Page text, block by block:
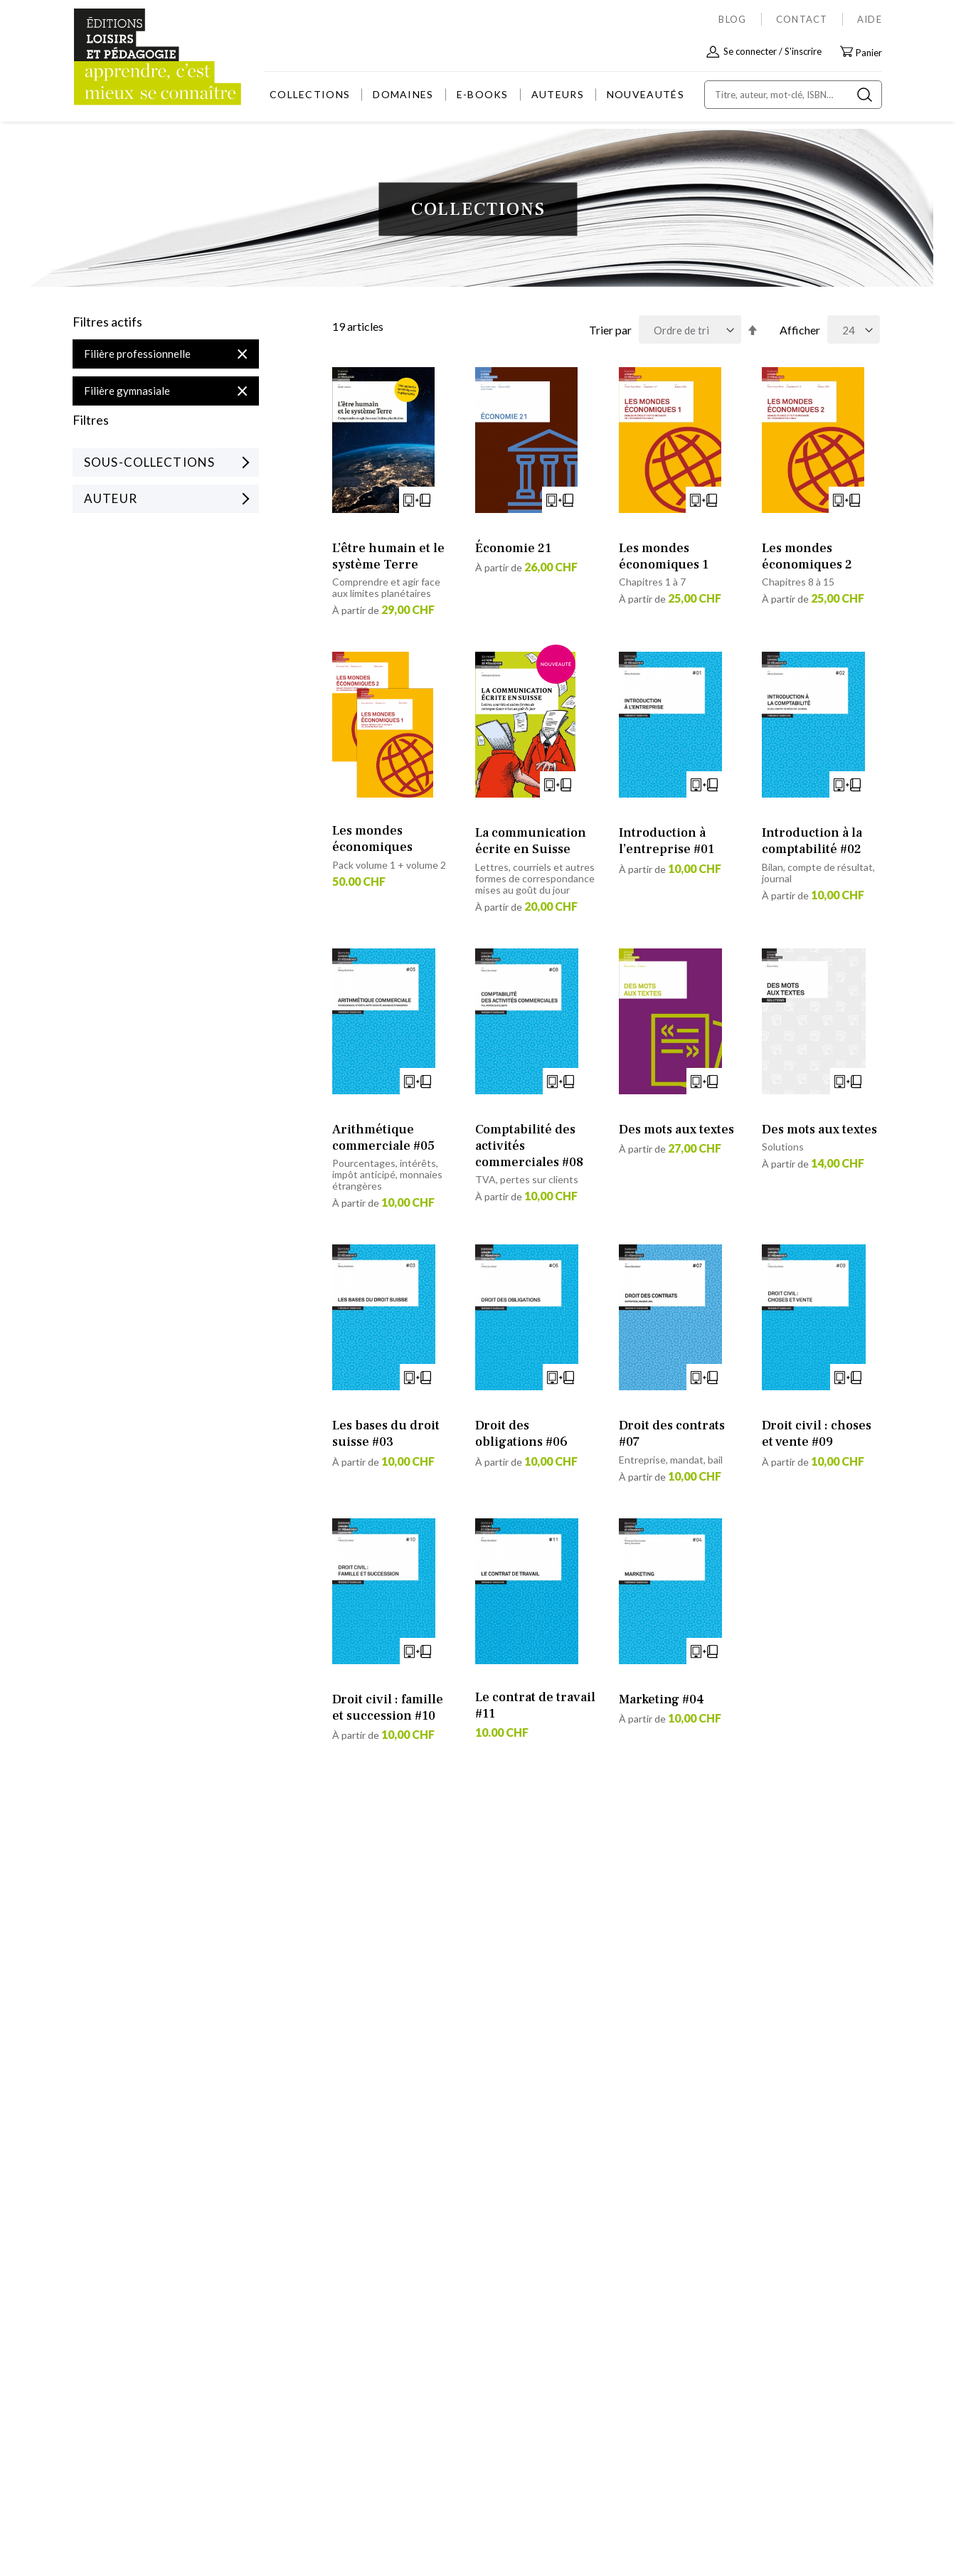
BLOG CONTACT AIDE
Allez
contenu
Se connecter S'inscrire Panier
COLLECTIONS DOMAINES E-BOOKS AUTEURS NOUVEAUTÉS
COLLECTIONS
19articles Afficher
Trier par
L’être humain et le
système Terre
Comprendre et agir face
aux limites planétaires
À partir de 29,00 CHF
Économie 21
À partir de 26,00 CHF
Les mondes
économiques 1
Chapitres 1 à 7
À partir de 25,00 CHF
Les mondes
économiques 2
Chapitres 8 à 15
À partir de 25,00 CHF
Les mondes
économiques
Pack volume 1 + volume 2
50.00 CHF
La communication
écrite en Suisse
Lettres, courriels et autres
formes de correspondance
mises au goût du jour
À partir de 20,00 CHF
Introduction à
l’entreprise #01
À partir de 10,00 CHF
Introduction à la
comptabilité #02
Bilan, compte de résultat,
journal
À partir de 10,00 CHF
Arithmétique
commerciale #05
Pourcentages, intérêts,
impôt anticipé, monnaies
étrangères
À partir de 10,00 CHF
Comptabilité des
activités
commerciales #08
TVA, pertes sur clients
À partir de 10,00 CHF
Des mots aux textes
À partir de 27,00 CHF
Des mots aux textes
Solutions
À partir de 14,00 CHF
Les bases du droit
suisse #03
À partir de 10,00 CHF
Droit des
obligations #06
À partir de 10,00 CHF
Droit des contrats
#07
Entreprise, mandat, bail
À partir de 10,00 CHF
Droit civil : choses
et vente #09
À partir de 10,00 CHF
Droit civil : famille
et succession #10
À partir de 10,00 CHF
Le contrat de travail
#11
10.00 CHF
Marketing #04
À partir de 10,00 CHF
Filtres actifs
Filière professionnelle
Filière gymnasiale
Filtres
SOUS-COLLECTIONS
AUTEUR